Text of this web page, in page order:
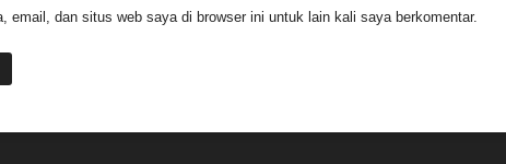
email, dan situs web saya di browser ini untuk lain kali saya berkomentar.